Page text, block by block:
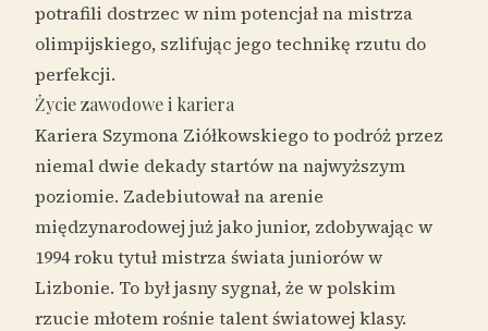
potrafili dostrzec w nim potencjał na mistrza
olimpijskiego, szlifując jego technikę rzutu do
perfekcji.
Życie zawodowe i kariera
Kariera Szymona Ziółkowskiego to podróż przez
niemal dwie dekady startów na najwyższym
poziomie. Zadebiutował na arenie
międzynarodowej już jako junior, zdobywając w
1994 roku tytuł mistrza świata juniorów w
Lizbonie. To był jasny sygnał, że w polskim
rzucie młotem rośnie talent światowej klasy.